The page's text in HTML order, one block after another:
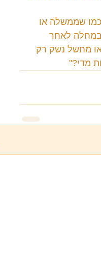
כמו שממשלה או
במחלה לאחר
מחשל נשק רק
מדי?"